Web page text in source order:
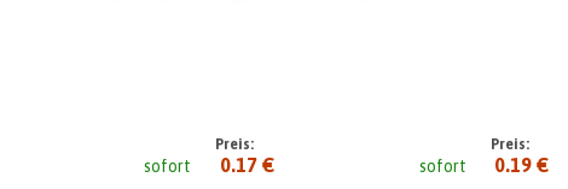
sofort sofort
Preis:
0.17 €
Preis:
0.19 €